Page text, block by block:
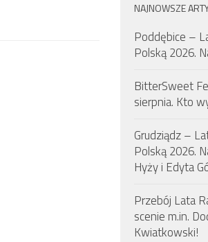
NAJNOWSZE
Poddębice –
Polską 2026.
BitterSweet
sierpnia. Kto
Grudziądz –
Polską 2026.
Hyży i Edyta
Przebój Lata
scenie m.in.
Kwiatkowski!